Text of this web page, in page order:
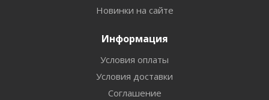
Новинки на сайте
Информация
Условия оплаты
Условия доставки
Соглашение